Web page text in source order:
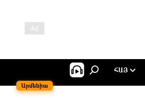
Արմենիա
ՀԱՅ